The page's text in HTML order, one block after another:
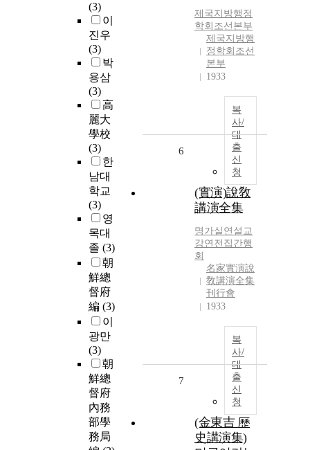
(3)
이
진우
(3)
박
용삼
(3)
高
麗大
學校
(3)
한
남대
학교
(3)
영
목대
졸 (3)
朝
鮮總
督府
編 (3)
이
광만
(3)
朝
鮮總
督府
內務
部學
務局
제국지방행정
학회조선본부
제국지방행
정학회조선
본부
1933
복
사/
대
출
신
청
6
(實演)說敎
講演全集
명가실연설교
강연전집간행
회
名家實演說
敎講演全集
刊行會
1933
복
사/
대
출
신
청
7
(金東吉 歷
史講演集)